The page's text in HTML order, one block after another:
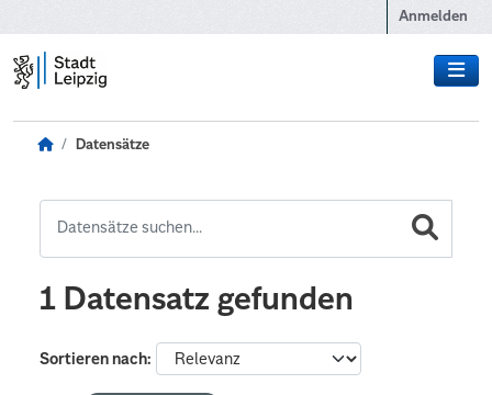
Anmelden
Datensätze
1 Datensatz gefunden
Sortieren nach